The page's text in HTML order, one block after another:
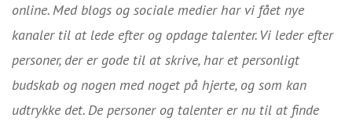
online. Med blogs og sociale medier har vi fået nye
kanaler til at lede efter og opdage talenter. Vi leder efter
personer, der er gode til at skrive, har et personligt
budskab og nogen med noget på hjerte, og som kan
udtrykke det. De personer og talenter er nu til at finde